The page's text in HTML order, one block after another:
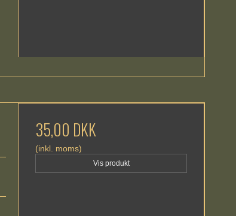
35,00 DKK
(inkl. moms)
Vis produkt